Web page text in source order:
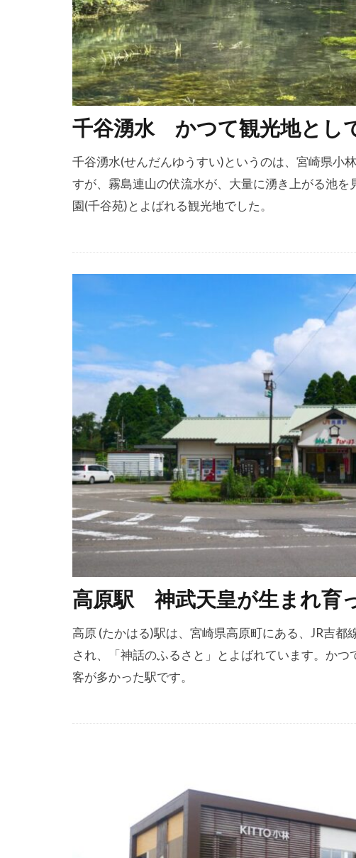
千谷湧水 かつて観光地とし
千谷湧水(せんだんゆうすい)というのは、宮崎県小
すが、霧島連山の伏流水が、大量に湧き上がる池
園(千谷苑)とよばれる観光地でした。
高原駅 神武天皇が生まれ育
高原 (たかはる)駅は、宮崎県高原町にある、JR吉
され、「神話のふるさと」とよばれています。か
客が多かった駅です。